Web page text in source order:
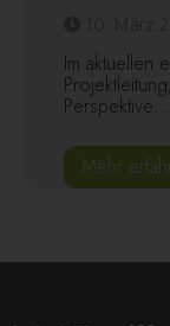
Im aktuellen
Perspektive...
Mehr